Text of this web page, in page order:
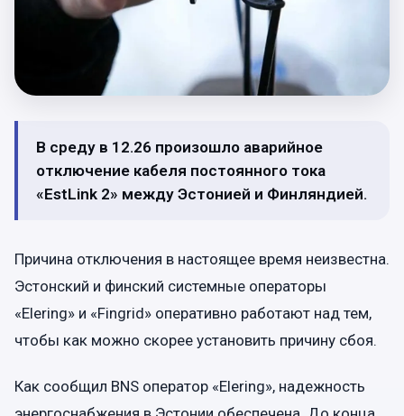
В среду в 12.26 произошло аварийное
отключение кабеля постоянного тока
«EstLink 2» между Эстонией и Финляндией.
Причина отключения в настоящее время неизвестна.
Эстонский и финский системные операторы
«Elering» и «Fingrid» оперативно работают над тем,
чтобы как можно скорее установить причину сбоя.
Как сообщил BNS оператор «Elering», надежность